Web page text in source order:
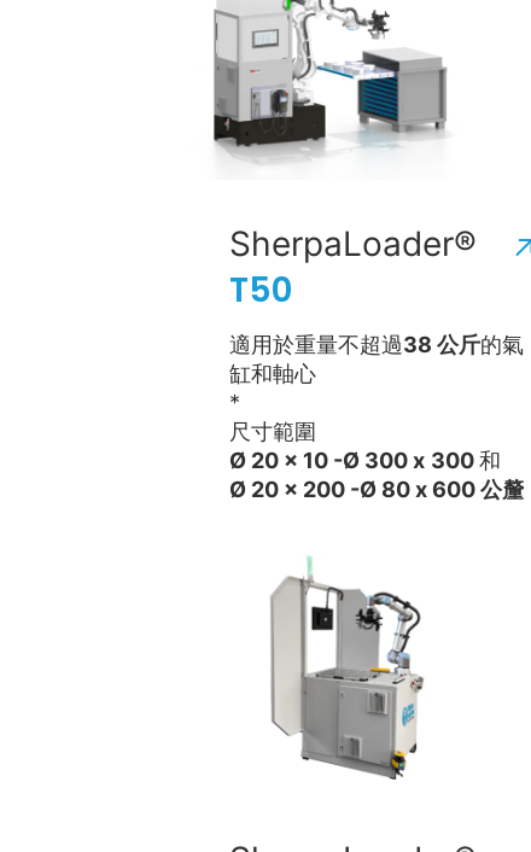
SherpaLoader®
T50
適用於重量不超過38 公斤的氣
缸和軸心
*
尺寸範圍
Ø 20 x 10 -Ø 300 x 300和
Ø 20 x 200 -Ø 80 x600 公釐